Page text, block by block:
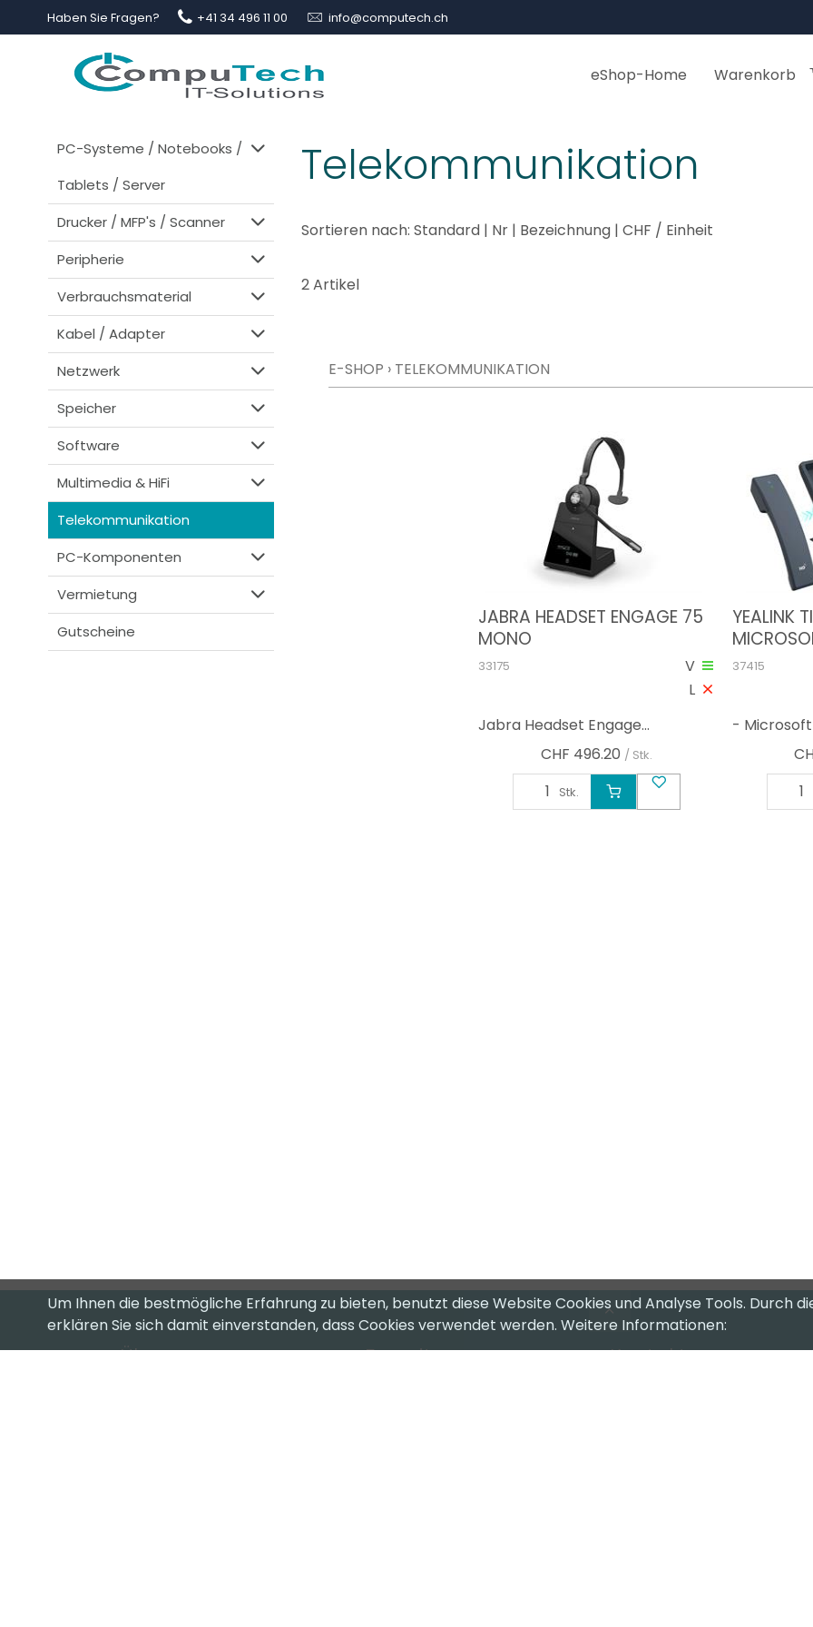
Haben Sie Fragen? +41 34 496 11 00 info@computech.ch
eShop-Home Warenkorb
PC-Systeme / Notebooks /
Tablets / Server
Drucker / MFP's / Scanner
Peripherie
Verbrauchsmaterial
Kabel / Adapter
Netzwerk
Speicher
Software
Multimedia & HiFi
Telekommunikation
PC-Komponenten
Vermietung
Gutscheine
Telekommunikation
Sortieren nach: Standard | Nr | Bezeichnung | CHF / Einheit
2 Artikel
E-SHOP › TELEKOMMUNIKATION
JABRA HEADSET ENGAGE 75
MONO
V
L
33175
Jabra Headset Engage...
CHF 496.20 / Stk.
Stk.
YEALINK
SCHWARZ
37415
- Microsoft
Über uns Favoriten Kontakt
Um Ihnen die bestmögliche Erfahrung zu bieten, benutzt diese Website Cookies und Analyse Tools. Durch
erklären Sie sich damit einverstanden, dass Cookies verwendet werden. Weitere Informationen: